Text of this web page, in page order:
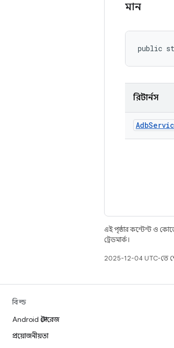
মান
public
রিটার্নস
Adb
এই পৃষ্ঠার কন্টেন্ট ও
ট্রেডমার্ক।
2025-12-04 UTC-তে
বিল্ড
Android স্টোরেজ
প্রয়োজনীয়তা